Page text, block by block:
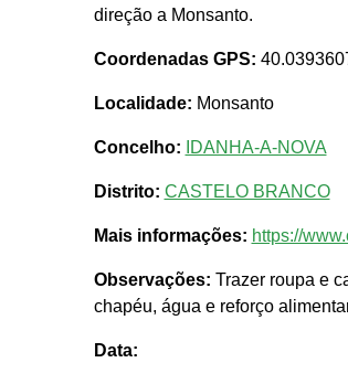
direção a Monsanto.
Coordenadas GPS:
Localidade: Monsanto
Concelho: IDANHA-A-NOVA
Distrito: CASTELO BRANCO
Mais informações: https://
Observações: Trazer roupa e
chapéu, água e reforço
Data: